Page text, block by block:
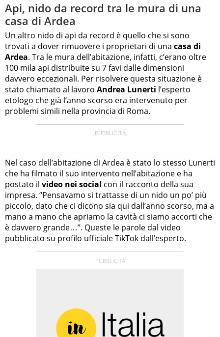
Api, nido da record tra le mura di una
casa di Ardea
Un altro nido di api da record è quello che si sono
trovati a dover rimuovere i proprietari di una casa di
Ardea. Tra le mura dell’abitazione, infatti, c’erano oltre
100 mila api distribuite su 7 favi dalle dimensioni
davvero eccezionali. Per risolvere questa situazione è
stato chiamato al lavoro Andrea Lunerti l’esperto
etologo che già l’anno scorso era intervenuto per
problemi simili nella provincia di Roma.
Nel caso dell’abitazione di Ardea è stato lo stesso Lunerti
che ha filmato il suo intervento nell’abitazione e ha
postato il video nei social con il racconto della sua
impresa. “Pensavamo si trattasse di un nido un po’ più
piccolo, dato che ci dicono sia qui dall’anno scorso, ma a
mano a mano che apriamo la cavità ci siamo accorti che
è davvero grande…”. Queste le parole dal video
pubblicato su profilo ufficiale TikTok dall’esperto.